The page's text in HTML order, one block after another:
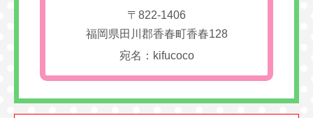
〒822-1406
福岡県田川郡香春町香春128
宛名：kifucoco